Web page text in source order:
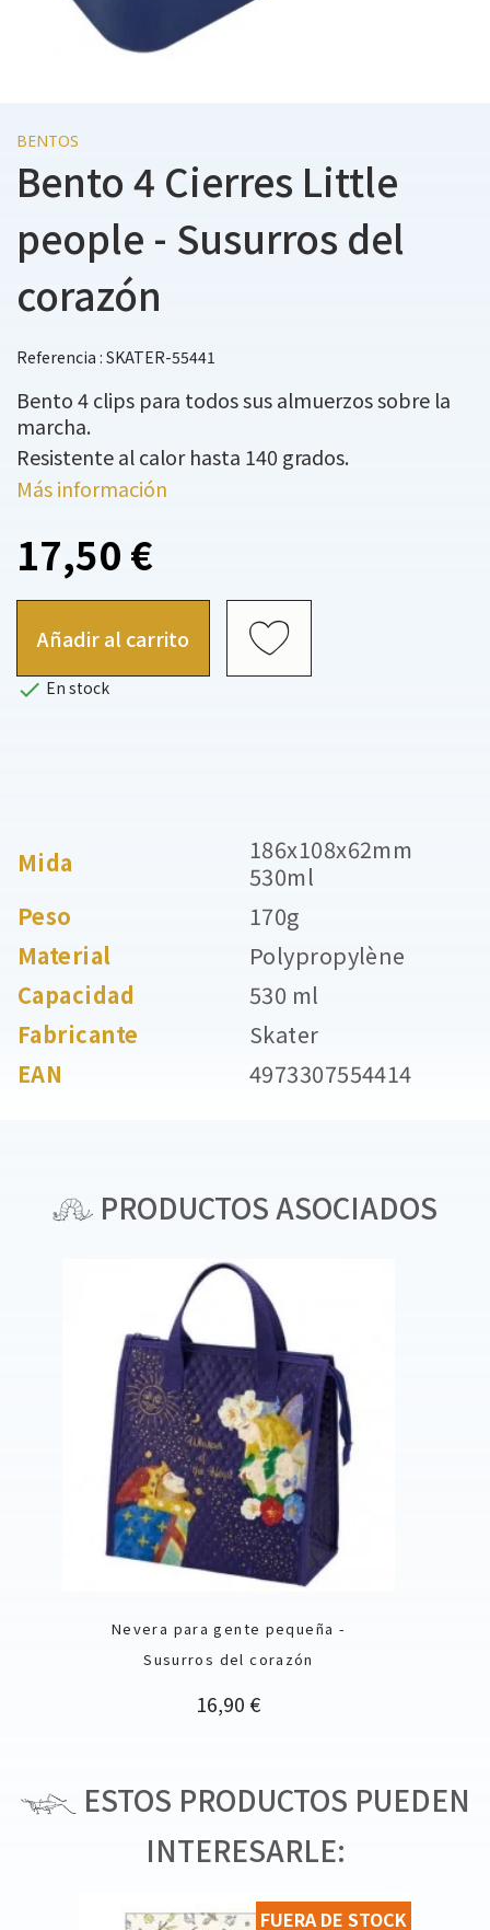
BENTOS
Bento 4 Cierres Little
people - Susurros del
corazón
Referencia : SKATER-55441
Bento 4 clips para todos sus almuerzos sobre la
marcha.
Resistente al calor hasta 140 grados.
Más información
17,50 €
Añadir al carrito
 En stock
Mida
186x108x62mm
530ml
Peso
170g
Material
Polypropylène
Capacidad
530 ml
Fabricante
Skater
EAN
4973307554414
PRODUCTOS ASOCIADOS
Nevera para gente pequeña -
Susurros del corazón
Precio
16,90 €
ESTOS PRODUCTOS PUEDEN
INTERESARLE:
FUERA DE STOCK